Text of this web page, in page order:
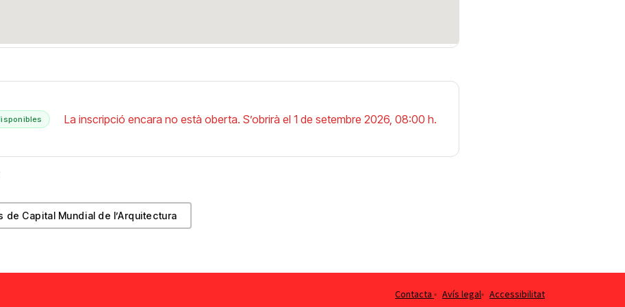
La inscripció encara no està oberta. S’obrirà el 1 de setembre 2026, 08:00 h.
Capital Mundial de l’Arquitectura
ContactaObre en una finestra nova
Avís legal Accessibilitat